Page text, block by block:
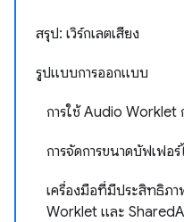
สรุป: เวิร์กเลตเสียง
รูปแบบการออกแบบ
การใช้ Audio
การจัดการขนาดบัฟเฟอ
เครื่องมือที่มีประสิทธิภ
Worklet และ